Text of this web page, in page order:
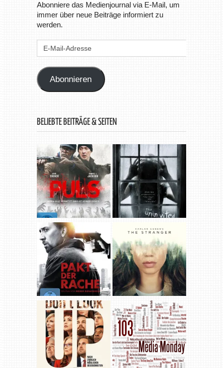
Abonniere das Medienjournal via E-Mail, um
immer über neue Beiträge informiert zu
werden.
Abonnieren
BELIEBTE BEITRÄGE & SEITEN